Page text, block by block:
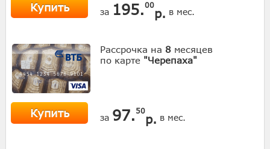
Купить за 195.00
р. в мес.
Рассрочка на 8 месяцев
по карте "Черепаха"
Купить за 97. 50
р. в мес.